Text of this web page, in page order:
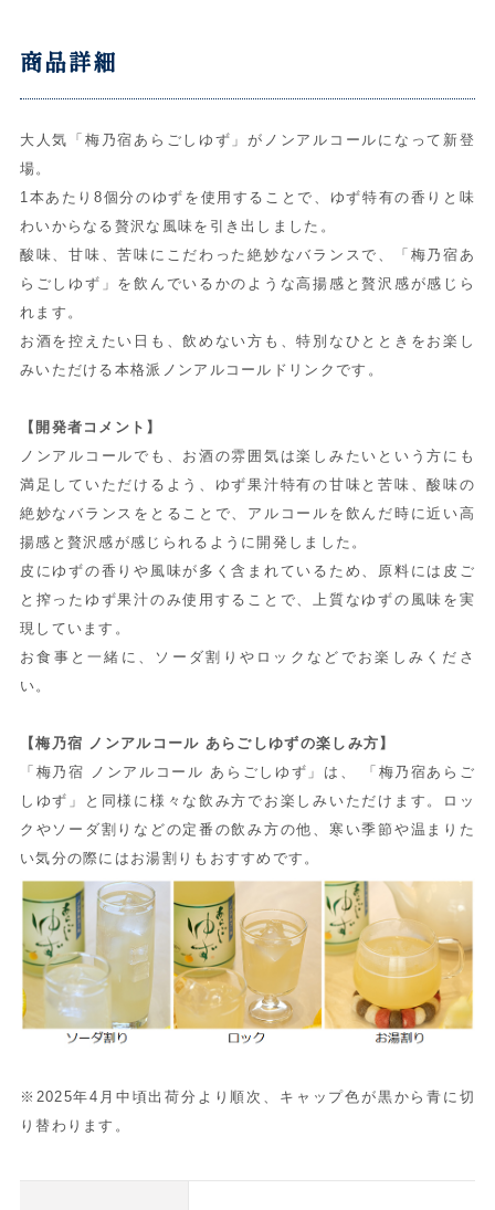
商品詳細
大人気「梅乃宿あらごしゆず」がノンアルコールになって新登
場。
1本あたり8個分のゆずを使用することで、ゆず特有の香りと味
わいからなる贅沢な風味を引き出しました。
酸味、甘味、苦味にこだわった絶妙なバランスで、「梅乃宿あ
らごしゆず」を飲んでいるかのような高揚感と贅沢感が感じら
れます。
お酒を控えたい日も、飲めない方も、特別なひとときをお楽し
みいただける本格派ノンアルコールドリンクです。
【開発者コメント】
ノンアルコールでも、お酒の雰囲気は楽しみたいという方にも
満足していただけるよう、ゆず果汁特有の甘味と苦味、酸味の
絶妙なバランスをとることで、アルコールを飲んだ時に近い高
揚感と贅沢感が感じられるように開発しました。
皮にゆずの香りや風味が多く含まれているため、原料には皮ご
と搾ったゆず果汁のみ使用することで、上質なゆずの風味を実
現しています。
お食事と一緒に、ソーダ割りやロックなどでお楽しみくださ
い。
【梅乃宿 ノンアルコール あらごしゆずの楽しみ方】
「梅乃宿 ノンアルコール あらごしゆず」は、 「梅乃宿あらご
しゆず」と同様に様々な飲み方でお楽しみいただけます。ロッ
クやソーダ割りなどの定番の飲み方の他、寒い季節や温まりた
い気分の際にはお湯割りもおすすめです。
※2025年4月中頃出荷分より順次、キャップ色が黒から青に切
り替わります。